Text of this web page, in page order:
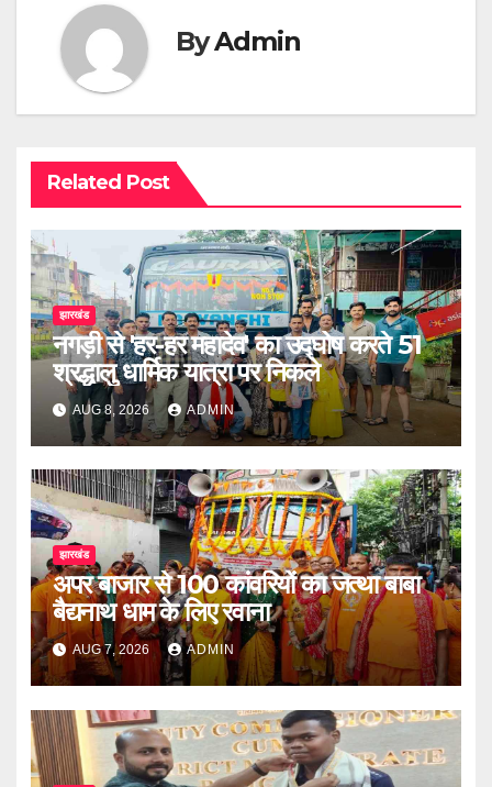
ByAdmin
Related Post
झारखंड
नगड़ी से 'हर-हर महादेव' का उद्घोष करते 51
श्रद्धालु धार्मिक यात्रा पर निकले
AUG 8, 2026 ADMIN
झारखंड
अपर बाजार से 100 कांवरियों का जत्था बाबा
बैद्यनाथ धाम के लिए रवाना
AUG 7, 2026 ADMIN